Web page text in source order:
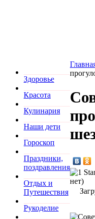
Здоровье
Красота
Кулинария
Наши дети
Гороскоп
Праздники,
поздравления
Отдых и
Путешествия
Рукоделие
нет)